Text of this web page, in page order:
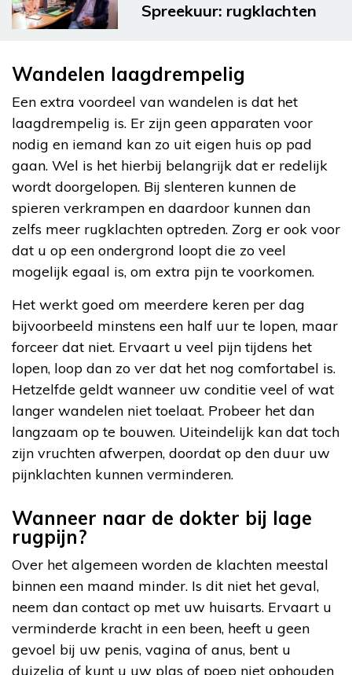
Spreekuur: rugklachten
Wandelen laagdrempelig
Een extra voordeel van wandelen is dat het
laagdrempelig is. Er zijn geen apparaten voor
nodig en iemand kan zo uit eigen huis op pad
gaan. Wel is het hierbij belangrijk dat er redelijk
wordt doorgelopen. Bij slenteren kunnen de
spieren verkrampen en daardoor kunnen dan
zelfs meer rugklachten optreden. Zorg er ook voor
dat u op een ondergrond loopt die zo veel
mogelijk egaal is, om extra pijn te voorkomen.
Het werkt goed om meerdere keren per dag
bijvoorbeeld minstens een half uur te lopen, maar
forceer dat niet. Ervaart u veel pijn tijdens het
lopen, loop dan zo ver dat het nog comfortabel is.
Hetzelfde geldt wanneer uw conditie veel of wat
langer wandelen niet toelaat. Probeer het dan
langzaam op te bouwen. Uiteindelijk kan dat toch
zijn vruchten afwerpen, doordat op den duur uw
pijnklachten kunnen verminderen.
Wanneer naar de dokter bij lage
rugpijn?
Over het algemeen worden de klachten meestal
binnen een maand minder. Is dit niet het geval,
neem dan contact op met uw huisarts. Ervaart u
verminderde kracht in een been, heeft u geen
gevoel bij uw penis, vagina of anus, bent u
duizelig of kunt u uw plas of poep niet ophouden